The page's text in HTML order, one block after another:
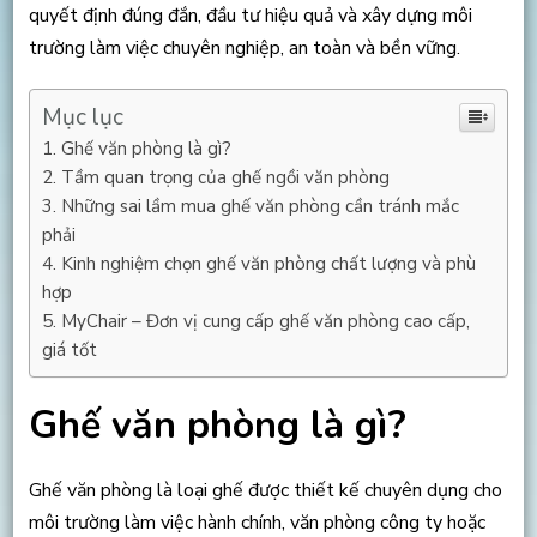
quyết định đúng đắn, đầu tư hiệu quả và xây dựng môi
trường làm việc chuyên nghiệp, an toàn và bền vững.
Mục lục
Ghế văn phòng là gì?
Tầm quan trọng của ghế ngồi văn phòng
Những sai lầm mua ghế văn phòng cần tránh mắc
phải
Kinh nghiệm chọn ghế văn phòng chất lượng và phù
hợp
MyChair – Đơn vị cung cấp ghế văn phòng cao cấp,
giá tốt
Ghế văn phòng là gì?
Ghế văn phòng là loại ghế được thiết kế chuyên dụng cho
môi trường làm việc hành chính, văn phòng công ty hoặc